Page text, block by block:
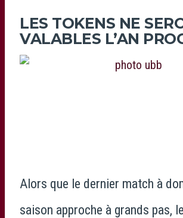
LES TOKENS NE
VALABLES L’AN
Alors que le dernier match à
saison approche à grands pas,